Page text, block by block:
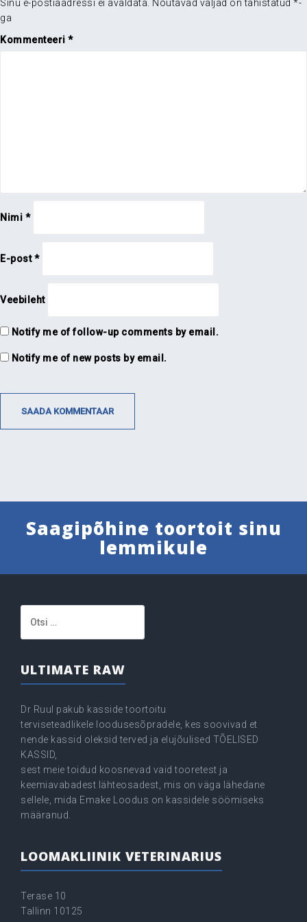
Sinu e-postiaadressi ei avaldata. Nõutavad väljad on tähistatud *-
ga
Kommenteeri *
Nimi *
E-post*
Veebileht
Notify me of follow-up comments by email.
Notify me of new posts by email.
Saagipõhine toortoit sinu
lemmikule
ULTIMATE RAW
Dr Ruul pakub kasside toortoitu
terviseteadlikele loodusesõpradele, kes soovivad et
nende kassid oleksid terved ja elujõulised TÕELISED
KASSID,
sest meie toidud koosnevad vaid tooretest ja
keemiavabadest lähteosadest, mis on väga lähedane
sellele, mida Emake Loodus on kassidele söömiseks
määranud.
LOOMAKLIINIK VETERINARIUS
Terase 10
Tallinn 10125